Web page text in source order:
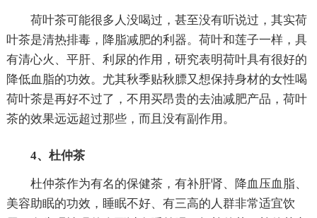
荷叶茶可能很多人没喝过，甚至没有听说过，其实荷
叶茶是清热排毒，降脂减肥的利器。荷叶和莲子一样，具
有清心火、平肝、利尿的作用，研究表明荷叶具有很好的
降低血脂的功效。尤其秋季贴秋膘又想保持身材的女性喝
荷叶茶是再好不过了，不用买昂贵的去油减肥产品，荷叶
茶的效果远远超过那些，而且没有副作用。
4、杜仲茶
杜仲茶作为有名的保健茶，有补肝肾、降血压血脂、
美容助眠的功效，睡眠不好、有三高的人群非常适宜饮